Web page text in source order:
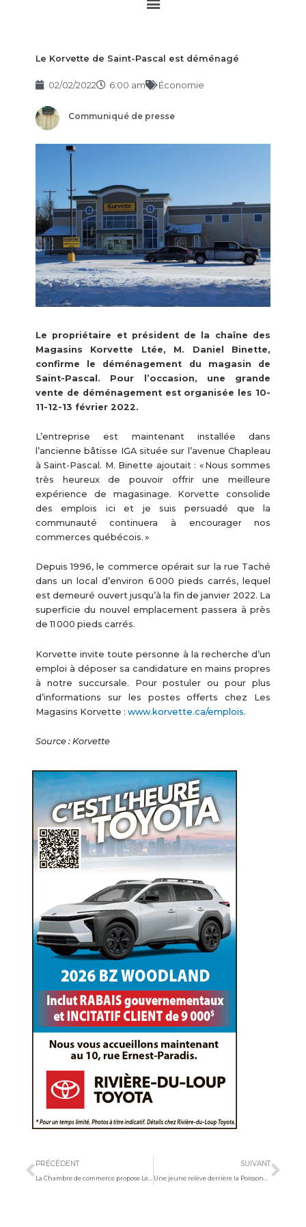
Le Korvette de Saint-Pascal est déménagé
02/02/2022 6:00 am Économie
Communiqué de presse
Le propriétaire et président de la chaîne des
Magasins Korvette Ltée, M. Daniel Binette,
confirme le déménagement du magasin de
Saint-Pascal. Pour l’occasion, une grande
vente de déménagement est organisée les 10-
11-12-13 février 2022.
L’entreprise est maintenant installée dans
l’ancienne bâtisse IGA située sur l’avenue Chapleau
à Saint-Pascal. M. Binette ajoutait : « Nous sommes
très heureux de pouvoir offrir une meilleure
expérience de magasinage. Korvette consolide
des emplois ici et je suis persuadé que la
communauté continuera à encourager nos
commerces québécois. »
Depuis 1996, le commerce opérait sur la rue Taché
dans un local d’environ 6 000 pieds carrés, lequel
est demeuré ouvert jusqu’à la fin de janvier 2022. La
superficie du nouvel emplacement passera à près
de 11 000 pieds carrés.
Korvette invite toute personne à la recherche d’un
emploi à déposer sa candidature en mains propres
à notre succursale. Pour postuler ou pour plus
d’informations sur les postes offerts chez Les
Magasins Korvette : www.korvette.ca/emplois.
Source : Korvette
PRÉCÉDENT
La Chambre de commerce propose Le Badge PRO
SUIVANT
Une jeune relève derrière la Poissonnerie Tremblay de Saint-Jean-Port-Joli